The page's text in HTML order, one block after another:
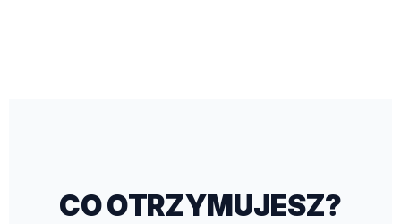
CO OTRZYMUJESZ?